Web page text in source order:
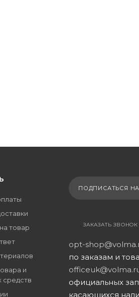
товар
и
средств
ПОДПИСАТЬСЯ
ЗАКАЗАТЬ ЗВОНОК
opt-
по заказам и
официальных
касающихся